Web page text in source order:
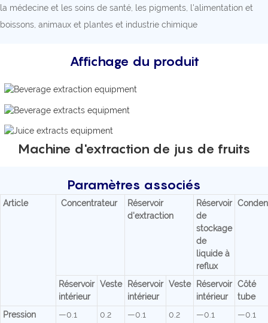
la médecine et les soins de santé, les pigments, l'alimentation et
boissons, animaux et plantes et industrie chimique
Affichage du produit
Machine d'extraction de jus de fruits
Paramètres associés
Article Concentrateur
Réservoir
d'extraction
Réservoir
de
stockage
de
liquide à
reflux
Réservoir
intérieur
Veste
Réservoir
intérieur
Veste
Réservoir
intérieur
Côté
tube
Pression
—0.1 0.2 —0.1 0.2 —0.1 —0.1